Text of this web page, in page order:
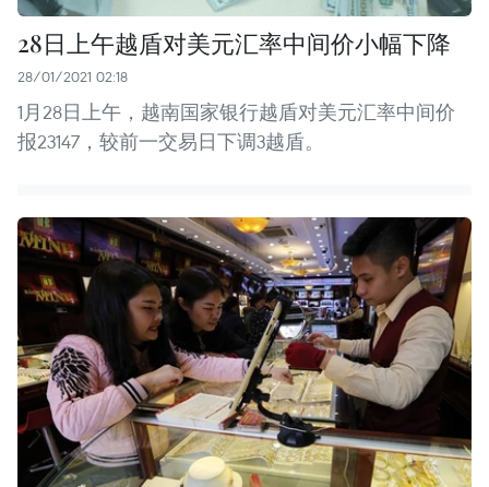
28日上午越盾对美元汇率中间价小幅下降
28/01/2021 02:18
1月28日上午，越南国家银行越盾对美元汇率中间价
报23147，较前一交易日下调3越盾。